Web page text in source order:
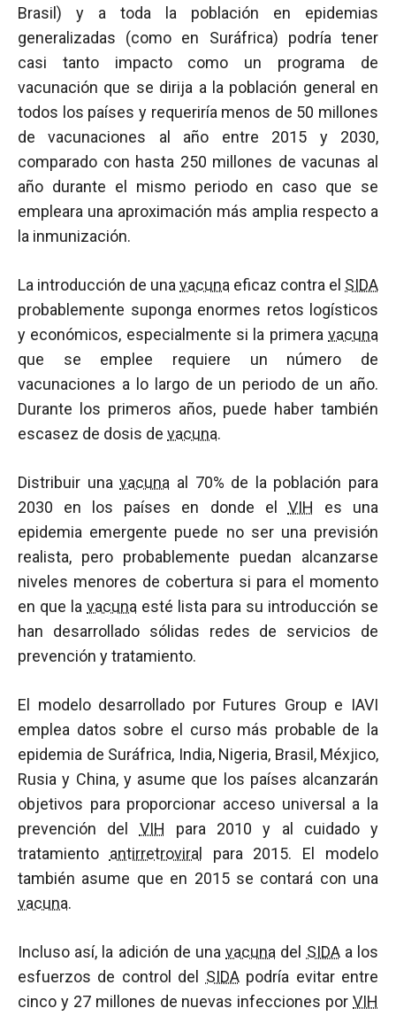
Brasil) y a toda la población en epidemias
generalizadas (como en Suráfrica) podría tener
casi tanto impacto como un programa de
vacunación que se dirija a la población general en
todos los países y requeriría menos de 50 millones
de vacunaciones al año entre 2015 y 2030,
comparado con hasta 250 millones de vacunas al
año durante el mismo periodo en caso que se
empleara una aproximación más amplia respecto a
la inmunización.
La introducción de una vacuna eficaz contra el SIDA
probablemente suponga enormes retos logísticos
y económicos, especialmente si la primera vacuna
que se emplee requiere un número de
vacunaciones a lo largo de un periodo de un año.
Durante los primeros años, puede haber también
escasez de dosis de vacuna.
Distribuir unavacuna al 70% de la población para
2030 en los países en donde el VIH es una
epidemia emergente puede no ser una previsión
realista, pero probablemente puedan alcanzarse
niveles menores de cobertura si para el momento
en que la vacuna esté lista para su introducción se
han desarrollado sólidas redes de servicios de
prevención y tratamiento.
El modelo desarrollado por Futures Group e IAVI
emplea datos sobre el curso más probable de la
epidemia de Suráfrica, India, Nigeria, Brasil, Méxjico,
Rusia y China, y asume que los países alcanzarán
objetivos para proporcionar acceso universal a la
prevención del VIH para 2010 y al cuidado y
tratamiento antirretroviral
para 2015. El modelo
también asume que en 2015 se contará con una
vacuna.
Incluso así, la adición de unavacuna del SIDAa los
esfuerzos de control del SIDApodría evitar entre
cinco y 27 millones de nuevas infecciones por VIH